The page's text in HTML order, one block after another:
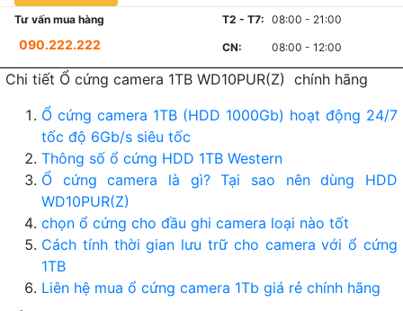
Tư vấn mua hàng
090.222.222
T2 - T7: 08:00 - 21:00
CN: 08:00 - 12:00
Chi tiết Ổ cứng camera 1TB WD10PUR(Z) chính hãng
Ổ cứng camera 1TB (HDD 1000Gb) hoạt động 24/7
tốc độ 6Gb/s siêu tốc
Thông số ổ cứng HDD 1TB Western
Ổ cứng camera là gì? Tại sao nên dùng HDD
WD10PUR(Z)
chọn ổ cứng cho đầu ghi camera loại nào tốt
Cách tính thời gian lưu trữ cho camera với ổ cứng
1TB
Liên hệ mua ổ cứng camera 1Tb giá rẻ chính hãng